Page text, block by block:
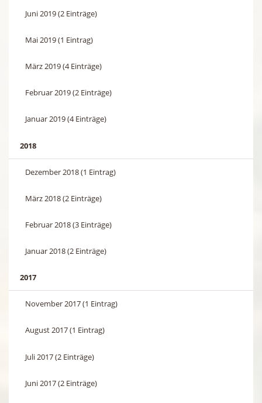
Juni 2019 (2 Einträge)
Mai 2019 (1 Eintrag)
März 2019 (4 Einträge)
Februar 2019 (2 Einträge)
Januar 2019 (4 Einträge)
2018
Dezember 2018 (1 Eintrag)
März 2018 (2 Einträge)
Februar 2018 (3 Einträge)
Januar 2018 (2 Einträge)
2017
November 2017 (1 Eintrag)
August 2017 (1 Eintrag)
Juli 2017 (2 Einträge)
Juni 2017 (2 Einträge)